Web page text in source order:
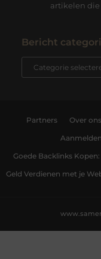
artikelen die
Bericht
Partners Over ons
Aanmelden
Goede Backlinks
Geld Verdienen met je